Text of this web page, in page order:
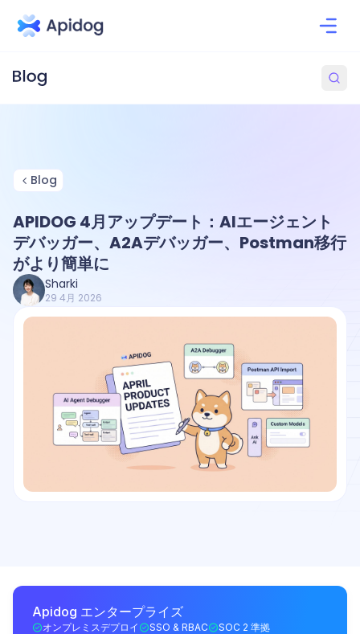
Blog
APIDOG 4月アップデート：AIエージェント
デバッガー、A2Aデバッガー、Postman移行
がより簡単に
Sharki
29 4月 2026
Apidog エンタープライズ
オンプレミスデプロイ SSO & RBAC SOC 2 準拠